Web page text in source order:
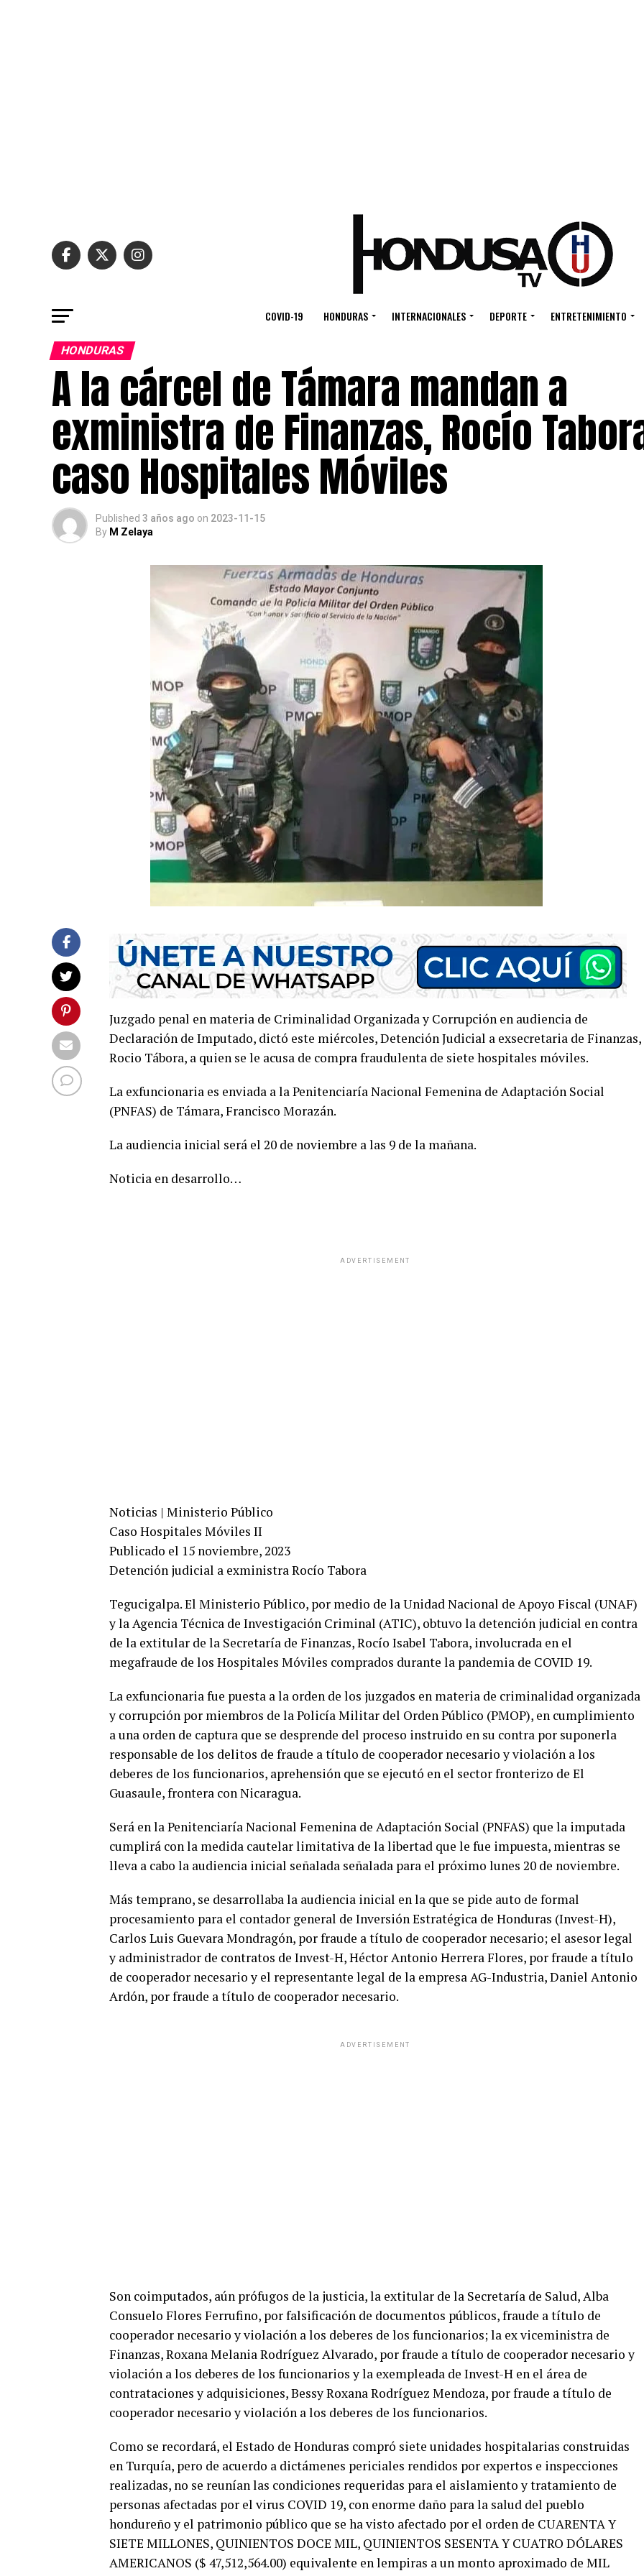
COVID-19 HONDURAS INTERNACIONALES DEPORTE ENTRETENIMIENTO
HONDURAS
A la cárcel de Támara mandan a
exministra de Finanzas, Rocío
caso Hospitales Móviles
Published 3 años ago on 2023-11-15
By M Zelaya
Juzgado penal en materia de Criminalidad Organizada y Corrupción en audiencia de
Declaración de Imputado, dictó este miércoles, Detención Judicial a exsecretaria de Finanzas,
Rocio Tábora, a quien se le acusa de compra fraudulenta de siete hospitales móviles.
La exfuncionaria es enviada a la Penitenciaría Nacional Femenina de Adaptación Social
(PNFAS) de Támara, Francisco Morazán.
La audiencia inicial será el 20 de noviembre a las 9 de la mañana.
Noticia en desarrollo…
ADVERTISEMENT
Noticias | Ministerio Público
Caso Hospitales Móviles II
Publicado el 15 noviembre, 2023
Detención judicial a exministra Rocío Tabora
Tegucigalpa. El Ministerio Público, por medio de la Unidad Nacional de Apoyo Fiscal (UNAF)
y la Agencia Técnica de Investigación Criminal (ATIC), obtuvo la detención judicial en contra
de la extitular de la Secretaría de Finanzas, Rocío Isabel Tabora, involucrada en el
megafraude de los Hospitales Móviles comprados durante la pandemia de COVID 19.
La exfuncionaria fue puesta a la orden de los juzgados en materia de criminalidad organizada
y corrupción por miembros de la Policía Militar del Orden Público (PMOP), en cumplimiento
a una orden de captura que se desprende del proceso instruido en su contra por suponerla
responsable de los delitos de fraude a título de cooperador necesario y violación a los
deberes de los funcionarios, aprehensión que se ejecutó en el sector fronterizo de El
Guasaule, frontera con Nicaragua.
Será en la Penitenciaría Nacional Femenina de Adaptación Social (PNFAS) que la imputada
cumplirá con la medida cautelar limitativa de la libertad que le fue impuesta, mientras se
lleva a cabo la audiencia inicial señalada señalada para el próximo lunes 20 de noviembre.
Más temprano, se desarrollaba la audiencia inicial en la que se pide auto de formal
procesamiento para el contador general de Inversión Estratégica de Honduras (Invest-H),
Carlos Luis Guevara Mondragón, por fraude a título de cooperador necesario; el asesor legal
y administrador de contratos de Invest-H, Héctor Antonio Herrera Flores, por fraude a título
de cooperador necesario y el representante legal de la empresa AG-Industria, Daniel Antonio
Ardón, por fraude a título de cooperador necesario.
ADVERTISEMENT
Son coimputados, aún prófugos de la justicia, la extitular de la Secretaría de Salud, Alba
Consuelo Flores Ferrufino, por falsificación de documentos públicos, fraude a título de
cooperador necesario y violación a los deberes de los funcionarios; la ex viceministra de
Finanzas, Roxana Melania Rodríguez Alvarado, por fraude a título de cooperador necesario y
violación a los deberes de los funcionarios y la exempleada de Invest-H en el área de
contrataciones y adquisiciones, Bessy Roxana Rodríguez Mendoza, por fraude a título de
cooperador necesario y violación a los deberes de los funcionarios.
Como se recordará, el Estado de Honduras compró siete unidades hospitalarias construidas
en Turquía, pero de acuerdo a dictámenes periciales rendidos por expertos e inspecciones
realizadas, no se reunían las condiciones requeridas para el aislamiento y tratamiento de
personas afectadas por el virus COVID 19, con enorme daño para la salud del pueblo
hondureño y el patrimonio público que se ha visto afectado por el orden de CUARENTA Y
SIETE MILLONES, QUINIENTOS DOCE MIL, QUINIENTOS SESENTA Y CUATRO DÓLARES
AMERICANOS ($ 47,512,564.00) equivalente en lempiras a un monto aproximado de MIL